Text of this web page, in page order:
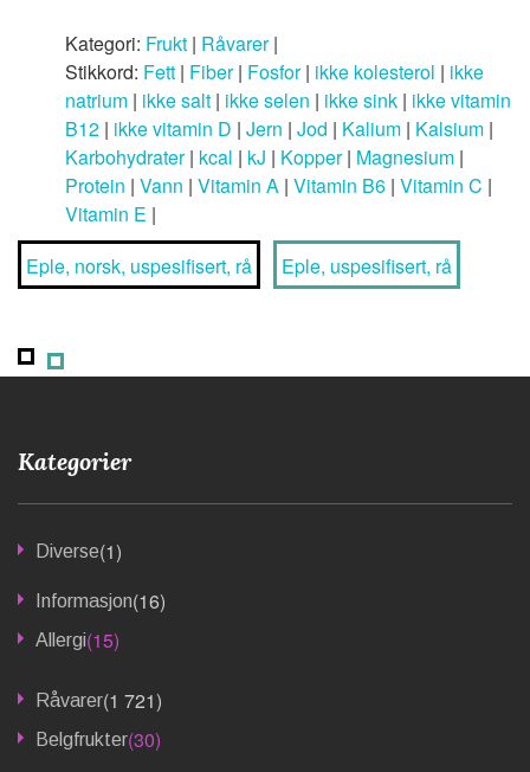
Kategori: Frukt | Råvarer|
Stikkord: Fett | Fiber| Fosfor| ikke kolesterol | ikke
natrium | ikke salt | ikke selen | ikke sink | ikke vitamin
B12 | ikke vitamin D | Jern | Jod | Kalium | Kalsium |
Karbohydrater| kcal | kJ | Kopper| Magnesium |
Protein | Vann | Vitamin A | Vitamin B6 | Vitamin C |
Vitamin E |
Eple, norsk, uspesifisert, rå
Eple, uspesifisert, rå
Kategorier
Diverse(1)
Informasjon(16)
Allergi(15)
Råvarer(1 721)
Belgfrukter(30)